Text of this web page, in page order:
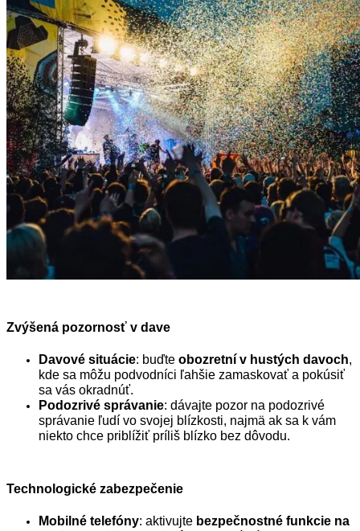
Zvýšená pozornosť v dave
Davové situácie: buďte obozretní v hustých davoch,
kde sa môžu podvodníci ľahšie zamaskovať a pokúsiť
sa vás okradnúť.
Podozrivé správanie: dávajte pozor na podozrivé
správanie ľudí vo svojej blízkosti, najmä ak sa k vám
niekto chce priblížiť príliš blízko bez dôvodu.
Technologické zabezpečenie
Mobilné telefóny: aktivujte bezpečnostné funkcie na